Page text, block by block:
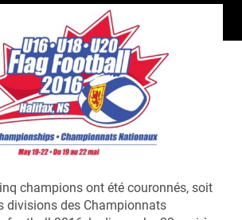
champions ont été couronnés, soit
divisions des Championnats